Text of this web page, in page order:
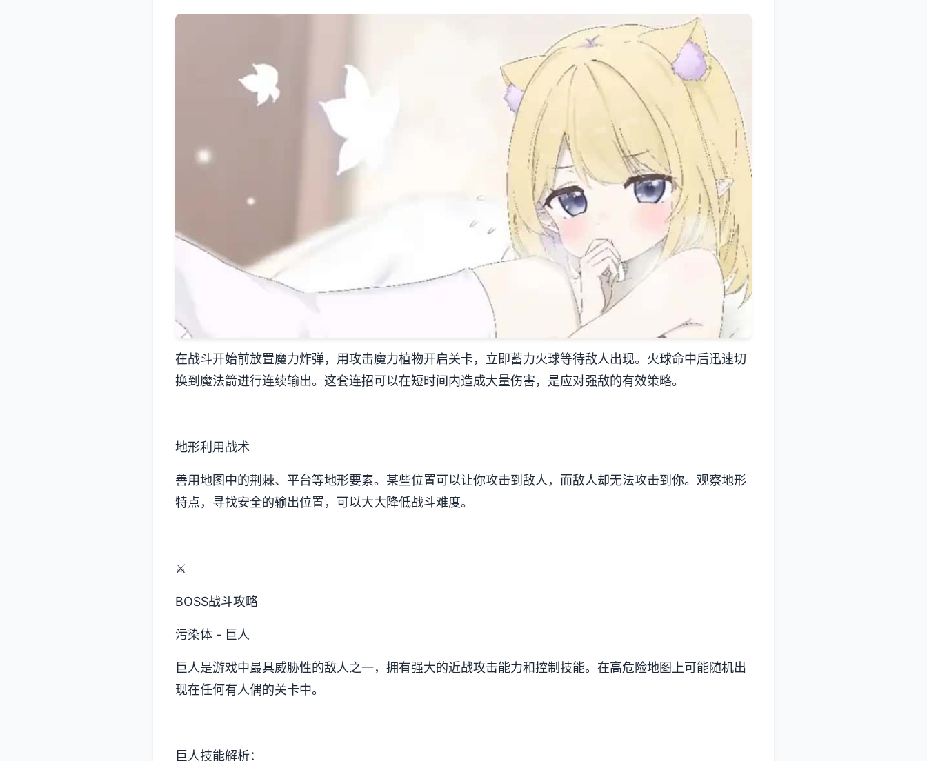
在战斗开始前放置魔力炸弹，用攻击魔力植物开启关卡，立即蓄力火球等待敌人出现。火球命中后迅速切
换到魔法箭进行连续输出。这套连招可以在短时间内造成大量伤害，是应对强敌的有效策略。
地形利用战术
善用地图中的荆棘、平台等地形要素。某些位置可以让你攻击到敌人，而敌人却无法攻击到你。观察地形
特点，寻找安全的输出位置，可以大大降低战斗难度。
⚔️
BOSS战斗攻略
污染体 - 巨人
巨人是游戏中最具威胁性的敌人之一，拥有强大的近战攻击能力和控制技能。在高危险地图上可能随机出
现在任何有人偶的关卡中。
巨人技能解析：